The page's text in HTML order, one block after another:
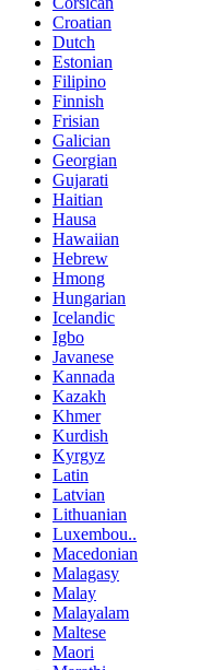
Croatian
Dutch
Estonian
Filipino
Finnish
Frisian
Galician
Georgian
Gujarati
Haitian
Hausa
Hawaiian
Hebrew
Hmong
Hungarian
Icelandic
Igbo
Javanese
Kannada
Kazakh
Khmer
Kurdish
Kyrgyz
Latin
Latvian
Lithuanian
Luxembou..
Macedonian
Malagasy
Malay
Malayalam
Maltese
Maori